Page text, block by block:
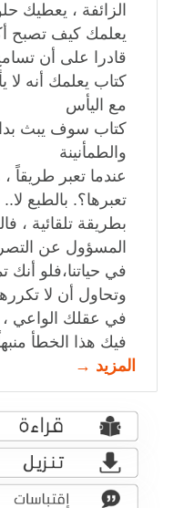
الزائفة ، يعطيك
يعلمك كيف تصبح
قادرا على أن
كتاب يعلمك أنه لا
مع اليأس
كتاب سوف يبث
والطمأنينة
عندما تعبر
تعبرها؟. بالطبع
بطريقة تلقائية ،
المسؤول عن
في حياتنا،فلو
وتحاول أن لا
في عقلك الواعي ،
فيك هذا الخطأ
المزيد →